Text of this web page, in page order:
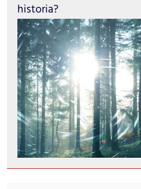
historia?